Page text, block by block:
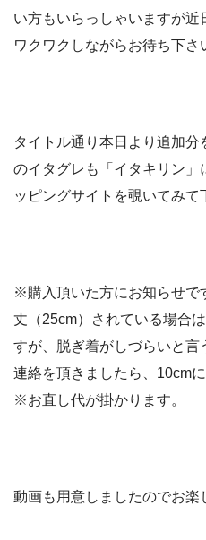
い方もいらっしゃいますが近
ワクワクしながらお待ち下さ
タイトル通り本日より追加
のイタグレも「イタキリン」
ッピングサイトを覗いてみて
※購入頂いた方にお知らせで
丈（25cm）されている場合
すが、脱ぎ着がしづらいと
連絡を頂きましたら、10cm
※お直し代が掛かります。
動画も用意しましたのでお楽